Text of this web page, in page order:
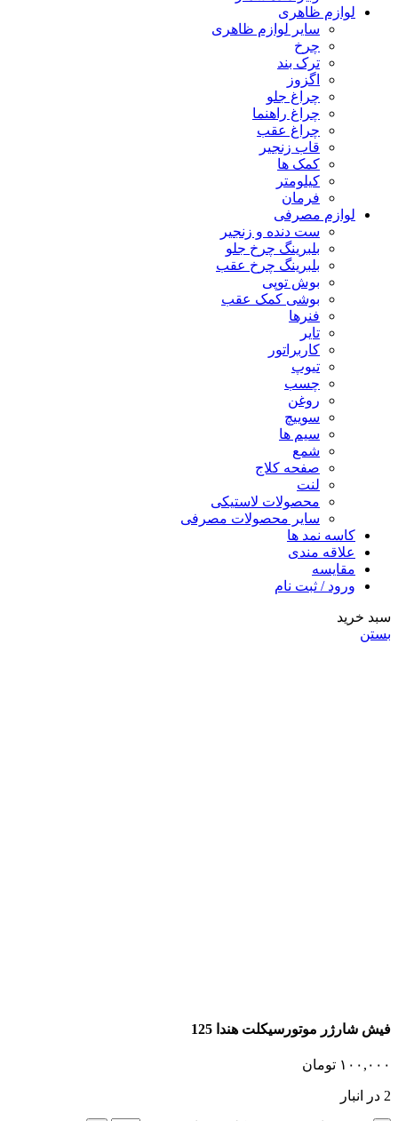
لوازم ظاهری
سایر لوازم ظاهری
چرخ
ترک بند
اگزوز
چراغ جلو
چراغ راهنما
چراغ عقب
قاب زنجیر
کمک ها
کیلومتر
فرمان
لوازم مصرفی
ست دنده و زنجیر
بلبرینگ چرخ جلو
بلبرینگ چرخ عقب
بوش توپی
بوشی کمک عقب
فنرها
تایر
کاربراتور
تیوپ
چسب
روغن
سوییچ
سیم ها
شمع
صفحه کلاج
لنت
محصولات لاستیکی
سایر محصولات مصرفی
کاسه نمد ها
علاقه مندی
مقایسه
ورود / ثبت نام
سبد خرید
بستن
فیش شارژر موتورسیکلت هندا 125
۱۰۰,۰۰۰ تومان
2 در انبار